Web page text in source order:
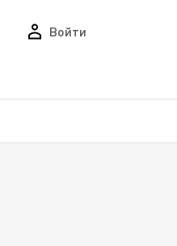
Войти